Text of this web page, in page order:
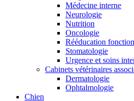
Médecine interne
Neurologie
Nutrition
Oncologie
Rééducation
Stomatologie
Urgence et soins
Cabinets vétérinaires
Dermatologie
Ophtalmologie
Chien